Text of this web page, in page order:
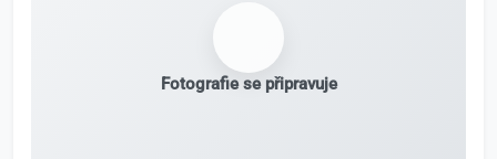
Fotografie se připravuje